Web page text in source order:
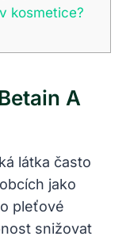
kosmetice?
A
látka často
jako
pleťové
snižovat